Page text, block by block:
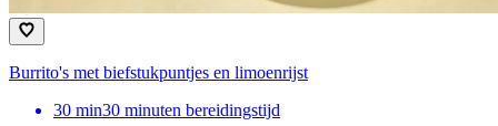
Burrito's met biefstukpuntjes en limoenrijst
30 min30 minuten bereidingstijd